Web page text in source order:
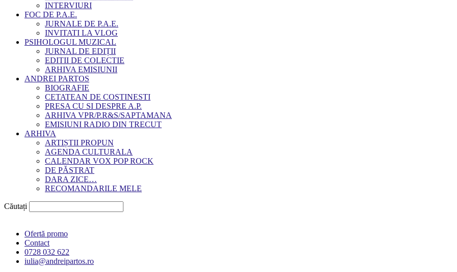
INTERVIURI
FOC DE P.A.E.
JURNALE DE P.A.E.
INVITATI LA VLOG
PSIHOLOGUL MUZICAL
JURNAL DE EDIȚII
EDITII DE COLECTIE
ARHIVA EMISIUNII
ANDREI PARTOS
BIOGRAFIE
CETATEAN DE COSTINESTI
PRESA CU SI DESPRE A.P.
ARHIVA VPR/P.R&S/SAPTAMANA
EMISIUNI RADIO DIN TRECUT
ARHIVA
ARTIȘTII PROPUN
AGENDA CULTURALA
CALENDAR VOX POP ROCK
DE PĂSTRAT
DARA ZICE…
RECOMANDARILE MELE
Căutați
Ofertă promo
Contact
0728 032 622
iulia@andreipartos.ro